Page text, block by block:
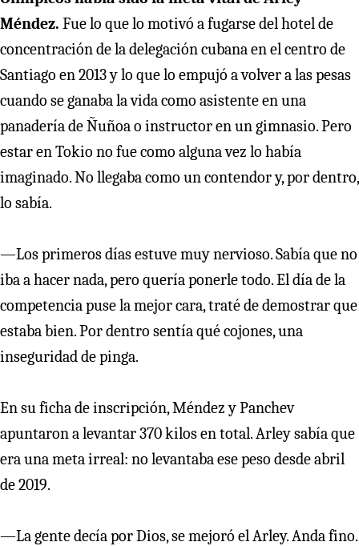
Méndez. Fue lo que lo motivó a fugarse del hotel de
concentración de la delegación cubana en el centro de
Santiago en 2013 y lo que lo empujó a volver a las pesas
cuando se ganaba la vida como asistente en una
panadería de Ñuñoa o instructor en un gimnasio. Pero
estar en Tokio no fue como alguna vez lo había
imaginado. No llegaba como un contendor y, por dentro,
lo sabía.
—Los primeros días estuve muy nervioso. Sabía que no
iba a hacer nada, pero quería ponerle todo. El día de la
competencia puse la mejor cara, traté de demostrar que
estaba bien. Por dentro sentía qué cojones, una
inseguridad de pinga.
En su ficha de inscripción, Méndez y Panchev
apuntaron a levantar 370 kilos en total. Arley sabía que
era una meta irreal: no levantaba ese peso desde abril
de 2019.
—La gente decía por Dios, se mejoró el Arley. Anda fino.